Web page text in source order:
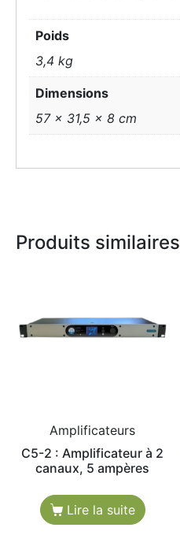
Poids
3,4 kg
Dimensions
57 × 31,5 × 8 cm
Produits similaires
Amplificateurs
C5-2 : Amplificateur à 2
canaux, 5 ampères
Lire la suite